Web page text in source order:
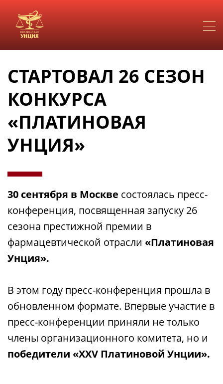
СТАРТОВАЛ 26 СЕЗОН
КОНКУРСА
«ПЛАТИНОВАЯ
УНЦИЯ»
30 сентября в Москве состоялась пресс-
конференция, посвященная запуску 26
сезона престижной премии в
фармацевтической отрасли «Платиновая
Унция».
В этом году пресс-конференция прошла в
обновленном формате. Впервые участие в
пресс-конференции приняли не только
члены организационного комитета, но и
победители «XXV Платиновой Унции».